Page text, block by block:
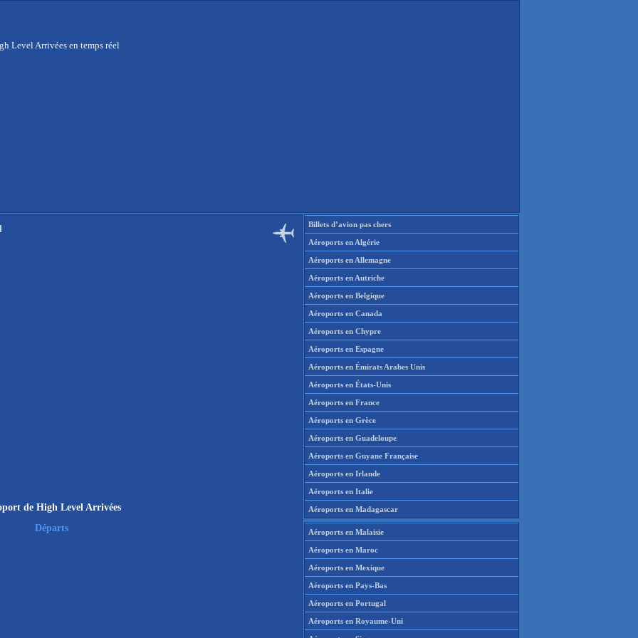
Level Arrivées en temps réel
de High Level Arrivées
Départs
Billets d’avion pas chers
Aéroports en Algérie
Aéroports en Allemagne
Aéroports en Autriche
Aéroports en Belgique
Aéroports en Canada
Aéroports en Chypre
Aéroports en Espagne
Aéroports en Émirats Arabes Unis
Aéroports en États-Unis
Aéroports en France
Aéroports en Grèce
Aéroports en Guadeloupe
Aéroports en Guyane Française
Aéroports en Irlande
Aéroports en Italie
Aéroports en Madagascar
Aéroports en Malaisie
Aéroports en Maroc
Aéroports en Mexique
Aéroports en Pays-Bas
Aéroports en Portugal
Aéroports en Royaume-Uni